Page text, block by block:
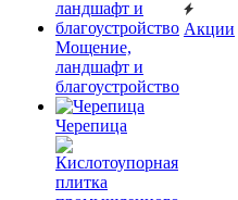
Мощение,
ландшафт и
благоустройство
Черепица
Акции